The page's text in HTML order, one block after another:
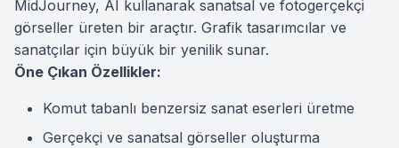
MidJourney, AI kullanarak sanatsal ve fotogerçekçi
görseller üreten bir araçtır. Grafik tasarımcılar ve
sanatçılar için büyük bir yenilik sunar.
Öne Çıkan Özellikler:
Komut tabanlı benzersiz sanat eserleri üretme
Gerçekçi ve sanatsal görseller oluşturma